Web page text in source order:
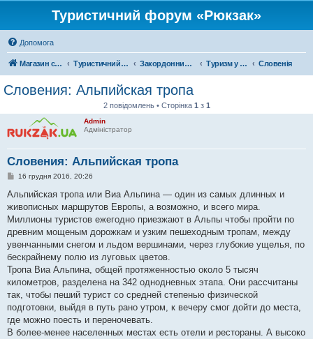
Туристичний форум «Рюкзак»
Допомога
Магазин спорядження Туристичний форум «Рюкзак» Закордонний туризм Туризм у Європі Словенія
Словения: Альпийская тропа
2 повідомлень • Сторінка 1 з 1
Admin
Адміністратор
Словения: Альпийская тропа
П
в
д
о
л
е
н
я
16 грудня 2016, 20:26
Альпийская тропа или Виа Альпина — один из самых длинных и
живописных маршрутов Европы, а возможно, и всего мира.
Миллионы туристов ежегодно приезжают в Альпы чтобы пройти по
древним мощеным дорожкам и узким пешеходным тропам, между
увенчанными снегом и льдом вершинами, через глубокие ущелья, по
бескрайнему полю из луговых цветов.
Тропа Виа Альпина, общей протяженностью около 5 тысяч
километров, разделена на 342 однодневных этапа. Они рассчитаны
так, чтобы пеший турист со средней степенью физической
подготовки, выйдя в путь рано утром, к вечеру смог дойти до места,
где можно поесть и переночевать.
В более-менее населенных местах есть отели и рестораны. А высоко